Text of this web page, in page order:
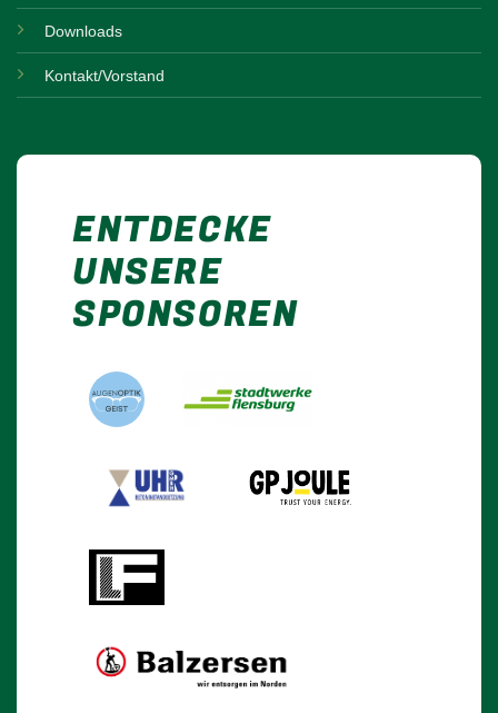
Downloads
Kontakt/Vorstand
ENTDECKE
UNSERE
SPONSOREN